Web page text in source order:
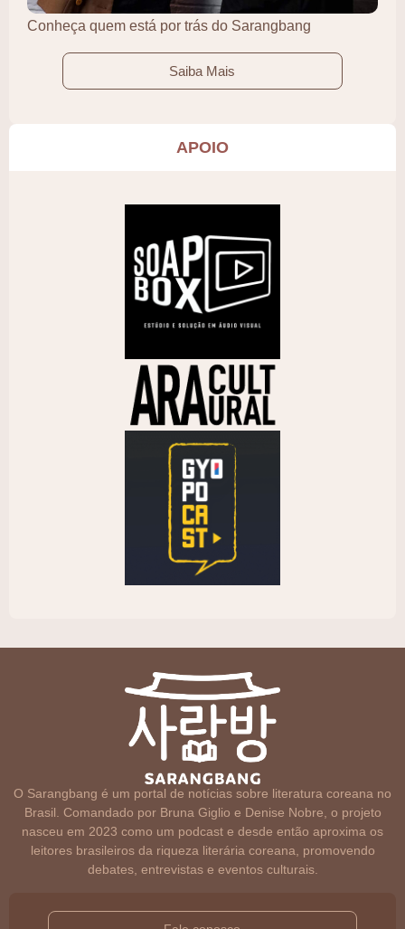
Conheça quem está por trás do Sarangbang
Saiba Mais
APOIO
O Sarangbang é um portal de notícias sobre literatura coreana no
Brasil. Comandado por Bruna Giglio e Denise Nobre, o projeto
nasceu em 2023 como um podcast e desde então aproxima os
leitores brasileiros da riqueza literária coreana, promovendo
debates, entrevistas e eventos culturais.